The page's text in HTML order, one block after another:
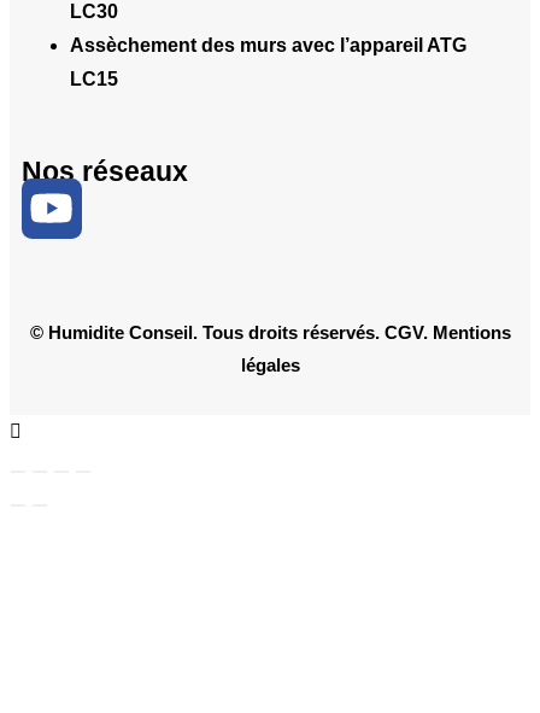
LC30
Assèchement des murs avec l’appareil ATG
LC15
Nos réseaux
© Humidite Conseil. Tous droits réservés. CGV. Mentions
légales